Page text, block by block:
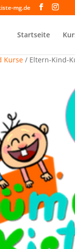
mg.de
Startseite
Kurse / Eltern-Kind-